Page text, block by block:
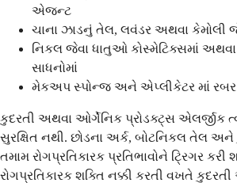
એજન્ટ
ચાના ઝાડનું તેલ, લવંડર અથવા કેમોલી
નિકલ જેવા ધાતુઓ કોસ્મેટિક્સમાં
સાધનોમાં
મેકઅપ સ્પોન્જ અને એપ્લીકેટર માં
કુદરતી અથવા ઓર્ગેનિક પ્રોડક્ટ્સ એલર્જીક
સુરક્ષિત નથી. છોડના અર્ક, બોટનિકલ તેલ અને
તમામ રોગપ્રતિકારક પ્રતિભાવોને ટ્રિગર કરી
રોગપ્રતિકારક શક્તિ નક્કી કરતી વખતે